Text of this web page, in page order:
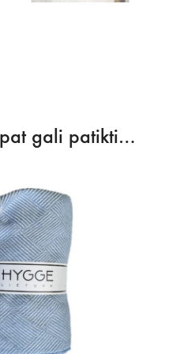
gali patikti…